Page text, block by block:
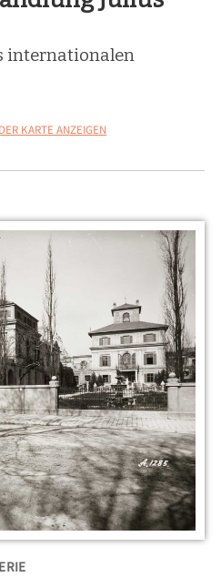
internationalen
KARTE ANZEIGEN